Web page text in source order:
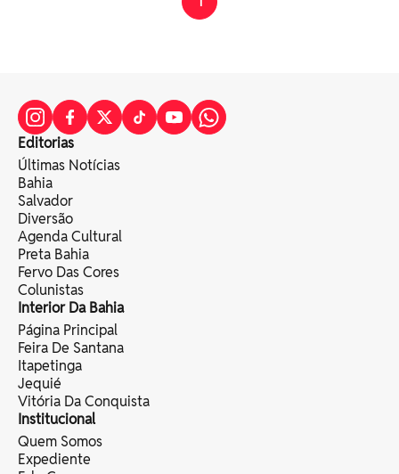
Editorias
Últimas Notícias
Bahia
Salvador
Diversão
Agenda Cultural
Preta Bahia
Fervo Das Cores
Colunistas
Interior Da Bahia
Página Principal
Feira De Santana
Itapetinga
Jequié
Vitória Da Conquista
Institucional
Quem Somos
Expediente